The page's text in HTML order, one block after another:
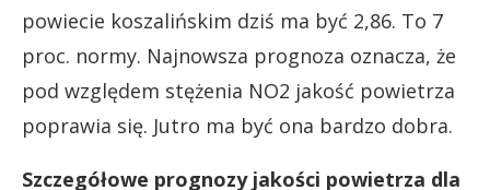
powiecie koszalińskim dziś ma być 2,86. To 7
proc. normy. Najnowsza prognoza oznacza, że
pod względem stężenia NO2 jakość powietrza
poprawia się. Jutro ma być ona bardzo dobra.
Szczegółowe prognozy jakości powietrza dla